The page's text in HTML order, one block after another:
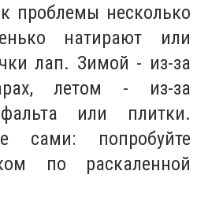
проблемы несколько
натирают или
лап. Зимой - из-за
летом - из-за
или плитки.
сами: попробуйте
по раскаленной